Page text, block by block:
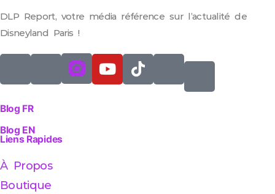
DLP Report, votre média référence sur l’actualité de
Disneyland Paris !
Blog FR
Blog EN
Liens Rapides
À Propos
Boutique